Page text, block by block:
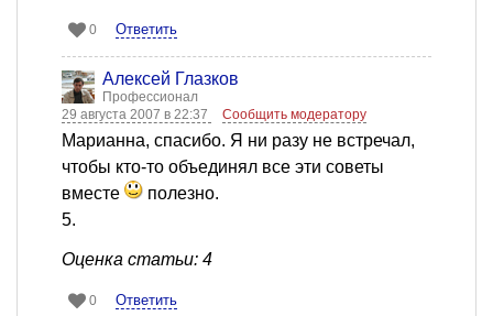
0 Ответить
Алексей Глазков
Профессионал
29 августа 2007 в 22:37
Сообщить модератору
Марианна, спасибо. Я ни разу не встречал,
чтобы кто-то объединял все эти советы
вместе
полезно.
5.
Оценка статьи: 4
0 Ответить